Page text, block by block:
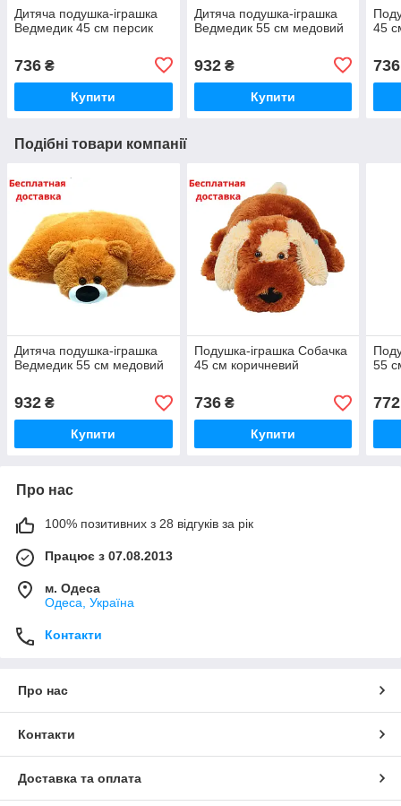
Дитяча подушка-іграшка
Ведмедик 45 см персик
736 ₴
Купити
Дитяча подушка-іграшка
Ведмедик 55 см медовий
932₴
Купити
45
736
Подібні товари компанії
Дитяча подушка-іграшка
Ведмедик 55 см медовий
932 ₴
Купити
Подушка-іграшка Собачка
45 см коричневий
736₴
Купити
55
772
Про нас
100% позитивних з 28 відгуків за рік
Працює з 07.08.2013
м. Одеса
Одеса, Україна
Контакти
Про нас
Контакти
Доставка та оплата